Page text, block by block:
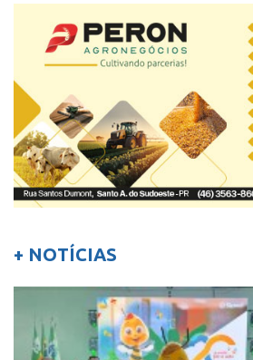
+ NOTÍCIAS